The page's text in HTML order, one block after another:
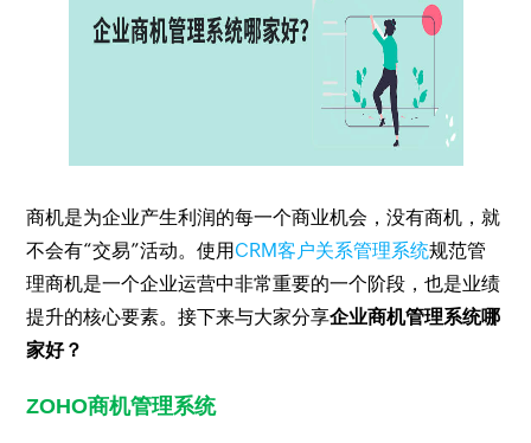
商机是为企业产生利润的每一个商业机会，没有商机，就
不会有“交易”活动。使用CRM客户关系管理系统规范管
理商机是一个企业运营中非常重要的一个阶段，也是业绩
提升的核心要素。接下来与大家分享企业商机管理系统哪
家好？
ZOHO商机管理系统